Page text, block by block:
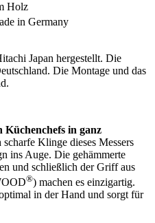
Holz
in Germany
Japan hergestellt. Die
Die Montage und das
Küchenchefs in ganz
Klinge dieses Messers
ins Auge. Die gehämmerte
und schließlich der Griff aus
®) machen es einzigartig.
in der Hand und sorgt für